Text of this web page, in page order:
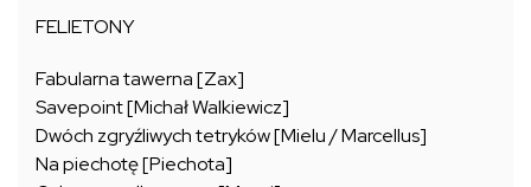
FELIETONY
Fabularna tawerna [Zax]
Savepoint [Michał Walkiewicz]
Dwóch zgryźliwych tetryków [Mielu / Marcellus]
Na piechotę [Piechota]